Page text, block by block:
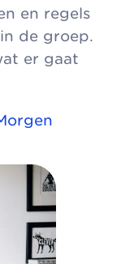
en regels
de groep.
er gaat